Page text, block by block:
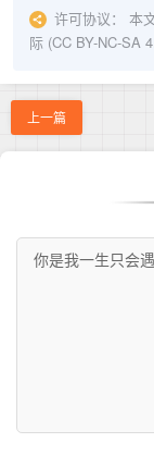
许可协议：
本
际 (CC BY-NC-SA
上一篇